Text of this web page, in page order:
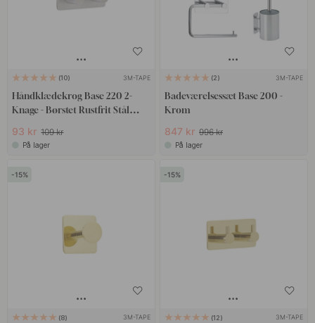
10 3M-TAPE
Håndklædekrog Base 220 2-
Knage - Børstet Rustfrit Stål
93 kr 109 kr
På lager
2 3M-TAPE
Badeværelsessæt Base 200 -
Krom
847 kr 996 kr
På lager
15
8 3M-TAPE
15
12 3M-TAPE